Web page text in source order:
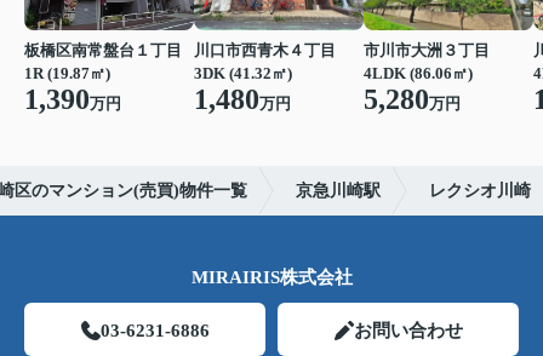
板橋区南常盤台１丁目
1R (19.87㎡)
1,390万円
川口市西青木４丁目
3DK (41.32㎡)
1,480万円
市川市大洲３丁目
4LDK (86.06㎡)
5,280万円
区のマンション(売買)物件一覧 京急川崎駅 レクシオ川崎
MIRAIRIS株式会社
03-6231-6886 お問い合わせ